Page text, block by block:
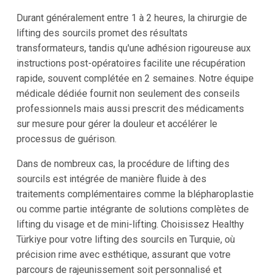
Durant généralement entre 1 à 2 heures, la chirurgie de
lifting des sourcils promet des résultats
transformateurs, tandis qu'une adhésion rigoureuse aux
instructions post-opératoires facilite une récupération
rapide, souvent complétée en 2 semaines. Notre équipe
médicale dédiée fournit non seulement des conseils
professionnels mais aussi prescrit des médicaments
sur mesure pour gérer la douleur et accélérer le
processus de guérison.
Dans de nombreux cas, la procédure de lifting des
sourcils est intégrée de manière fluide à des
traitements complémentaires comme la blépharoplastie
ou comme partie intégrante de solutions complètes de
lifting du visage et de mini-lifting. Choisissez Healthy
Türkiye pour votre lifting des sourcils en Turquie, où
précision rime avec esthétique, assurant que votre
parcours de rajeunissement soit personnalisé et